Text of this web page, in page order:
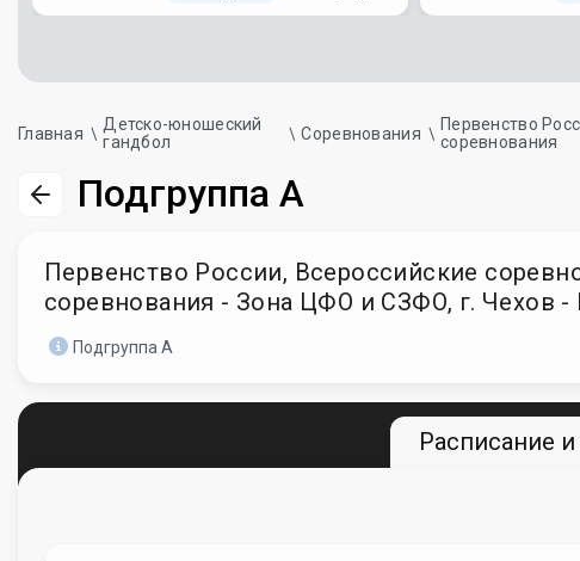
Главная
Детско-юношеский
гандбол
Соревнования
Первенство
соревнования
Подгруппа А
Первенство России, Всероссийские
соревнования - Зона ЦФО и СЗФО, г. Чехов -
Подгруппа А
Расписание